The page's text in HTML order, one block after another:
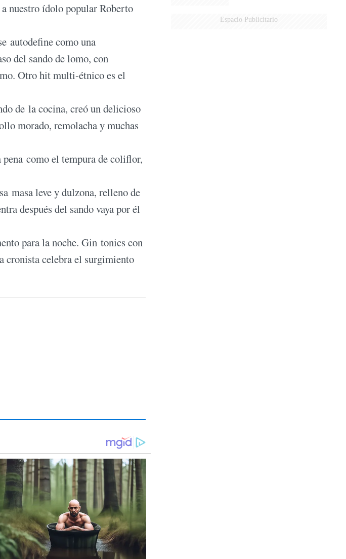
nuestro ídolo popular Roberto
autodefine como una
del sando de lomo, con
Otro hit multi-étnico es el
de la cocina, creó un delicioso
morado, remolacha y muchas
como el tempura de coliflor,
masa leve y dulzona, relleno de
después del sando vaya por él
para la noche. Gin tonics con
cronista celebra el surgimiento
Espacio Publicitario